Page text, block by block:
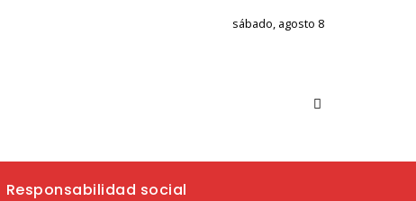
sábado, agosto 8
Responsabilidad social